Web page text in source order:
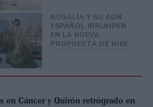
ROSALÍA Y SU ADN
ESPAÑOL IRRUMPEN
EN LA NUEVA
PROPUESTA DE NIKE
en Cáncer y Quirón retrógrado en